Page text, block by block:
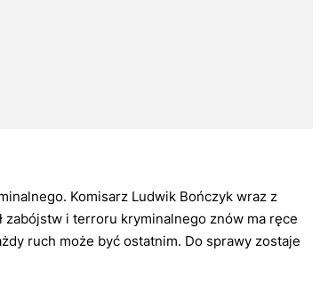
Komisarz Ludwik Bończyk wraz z
zabójstw i terroru kryminalnego znów ma ręce
ruch może być ostatnim. Do sprawy zostaje